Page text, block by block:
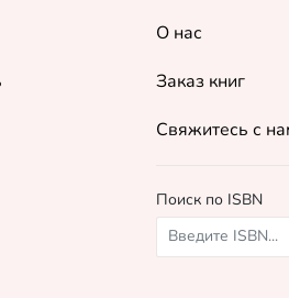
О нас
Заказ книг
Свяжитесь с
Поиск по ISBN